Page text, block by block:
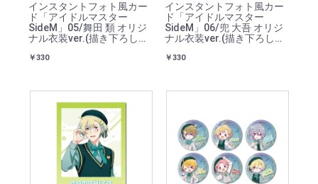
インスタントフォト風カー
ド「アイドルマスター
SideM」05/舞田 類 オリジ
ナル衣装ver.(描き下ろしイ
￥330
インスタントフォト風カー
ド「アイドルマスター
SideM」06/兜 大吾 オリジ
ナル衣装ver.(描き下ろしイ
￥330